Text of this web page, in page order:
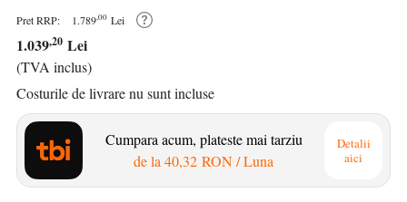
Pret RRP: 1.789,00 Lei
1.039,20 Lei
(TVA inclus)
Costurile de livrare nu sunt incluse
Cumpara acum, plateste mai tarziu
de la40,32 RON/ Luna
Detalii
aici